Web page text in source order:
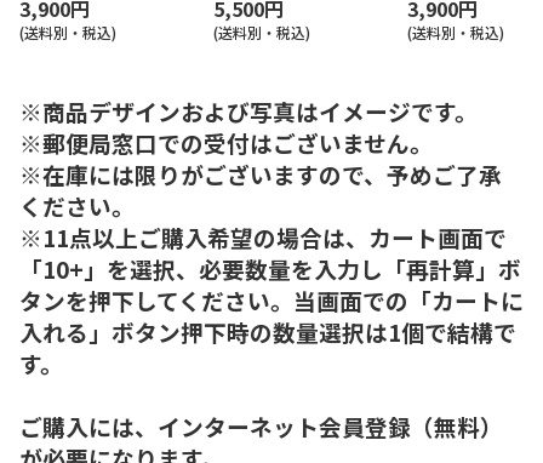
3,900円
(送料別・税込)
5,500円
(送料別・税込)
3,900円
(送料別・税込)
※商品デザインおよび写真はイメージです。
※郵便局窓口での受付はございません。
※在庫には限りがございますので、予めご了承
ください。
※11点以上ご購入希望の場合は、カート画面で
「10+」を選択、必要数量を入力し「再計算」ボ
タンを押下してください。当画面での「カートに
入れる」ボタン押下時の数量選択は1個で結構で
す。
ご購入には、インターネット会員登録（無料）